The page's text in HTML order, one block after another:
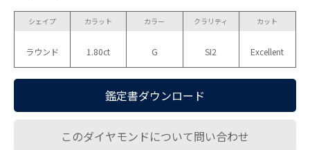
シェイプ
ラウンド
カラット
1.80ct
カラー
G
クラリティ
SI2
カット
Excellent
鑑定書ダウンロード
このダイヤモンドについて問い合わせ